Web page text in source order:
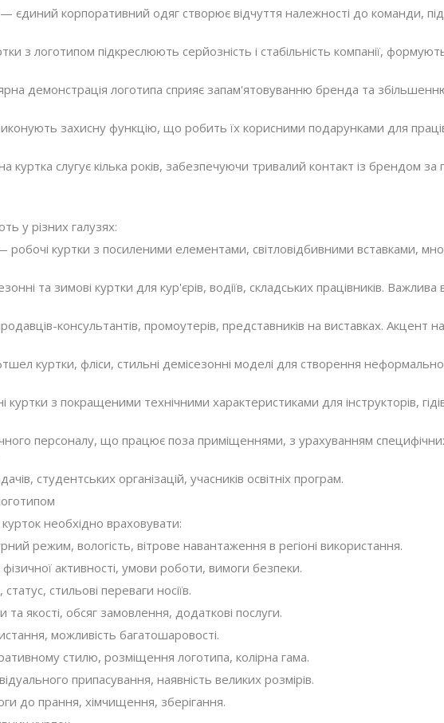
єдиний корпоративний одяг створює відчуття належності до команди,
з логотипом підкреслюють серйозність і стабільність компанії,
демонстрація логотипа сприяє запам'ятовуванню бренда та
захисну функцію, що робить їх корисними подарунками для
куртка слугує кілька років, забезпечуючи тривалий контакт із брендом за
у різних галузях:
куртки з посиленими елементами, світловідбивними вставками,
та зимові куртки для кур'єрів, водіїв, складських працівників. Важлива
консультантів, промоутерів, представників на виставках. Акцент на
куртки, фліси, стильні демісезонні моделі для створення
куртки з покращеними технічними характеристиками для інструкторів,
персоналу, що працює поза приміщеннями, з урахуванням
студентських організацій, учасників освітніх програм.
необхідно враховувати:
режим, вологість, вітрове навантаження в регіоні використання.
активності, умови роботи, вимоги безпеки.
стильові переваги носіїв.
якості, обсяг замовлення, додаткові послуги.
можливість багатошаровості.
стилю, розміщення логотипа, колірна гама.
припасування, наявність великих розмірів.
до прання, хімчищення, зберігання.